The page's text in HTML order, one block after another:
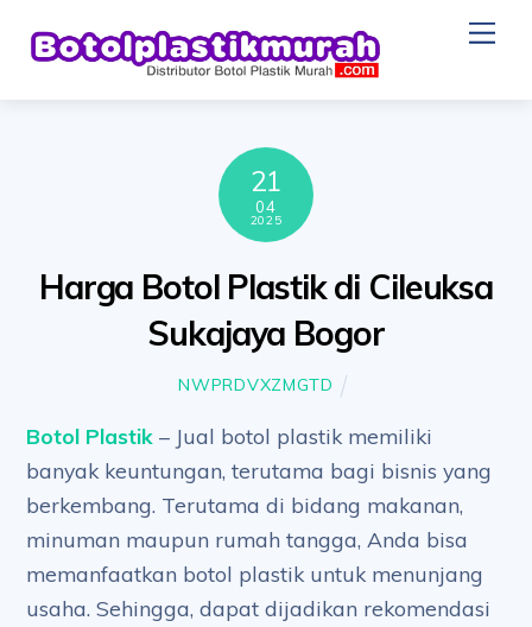
21
04
2025
Harga Botol Plastik di Cileuksa
Sukajaya Bogor
NWPRDVXZMGTD
Botol Plastik – Jual botol plastik memiliki
banyak keuntungan, terutama bagi bisnis yang
berkembang. Terutama di bidang makanan,
minuman maupun rumah tangga, Anda bisa
memanfaatkan botol plastik untuk menunjang
usaha. Sehingga, dapat dijadikan rekomendasi